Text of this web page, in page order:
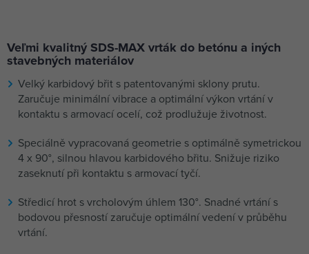
MAX štvorbritový
4932352757 vrták
16*400/540mm SDS-
MAX štvorbritový
51,59 €
skladom 2 ks
4932352758
štvorbritový vrták
16*800/940mm SDS
71,03 €
skladom 2 ks
MILWAUKEE
4932352759 vrták
16*1180/1320mm SDS-
177,02 €
skladom 1 ks
Veľmi kvalitný SDS-MAX vrták do betónu a iných
stavebných materiálov
Velký karbidový břit s patentovanými sklony prutu.
Zaručuje minimální vibrace a optimální výkon vrtání v
kontaktu s armovací ocelí, což prodlužuje životnost.
Speciálně vypracovaná geometrie s optimálně symetrickou
4 x 90°, silnou hlavou karbidového břitu. Snižuje riziko
zaseknutí při kontaktu s armovací tyčí.
Středicí hrot s vrcholovým úhlem 130°. Snadné vrtání s
bodovou přesností zaručuje optimální vedení v průběhu
vrtání.